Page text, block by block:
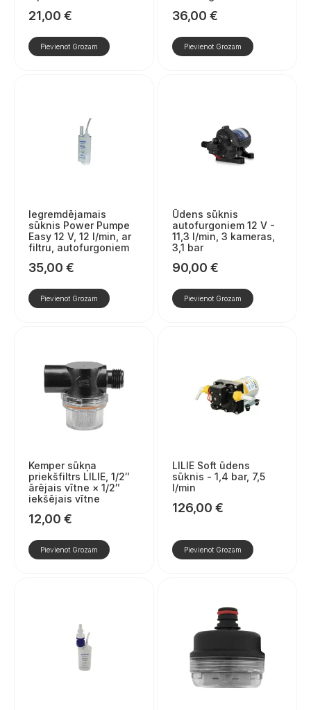
21,00 €
Pievienot Grozam
36,00 €
Pievienot Grozam
Iegremdējamais
sūknis Power Pumpe
Easy 12 V, 12 l/min, ar
filtru, autofurgoniem
35,00 €
Pievienot Grozam
Ūdens sūknis
autofurgoniem 12 V -
11,3 l/min, 3 kameras,
3,1 bar
90,00 €
Pievienot Grozam
Kemper sūkņa
priekšfiltrs LILIE, 1/2″
ārējais vītne × 1/2″
iekšējais vītne
12,00 €
Pievienot Grozam
LILIE Soft ūdens
sūknis - 1,4 bar, 7,5
l/min
126,00 €
Pievienot Grozam